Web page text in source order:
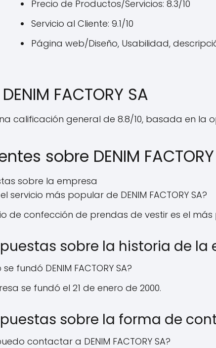
Precio de Productos/Servicios: 8.3/10
Servicio al Cliente: 9.1/10
Página web/Diseño, Usabilidad,
FACTORY SA
calificación general de 8.8/10, basada en la
sobre DENIM
sobre la empresa
servicio más popular de DENIM FACTORY SA?
de confección de prendas de vestir es el
sobre la historia de la
fundó DENIM FACTORY SA?
se fundó el 21 de enero de 2000.
sobre la forma de
contactar a DENIM FACTORY SA?